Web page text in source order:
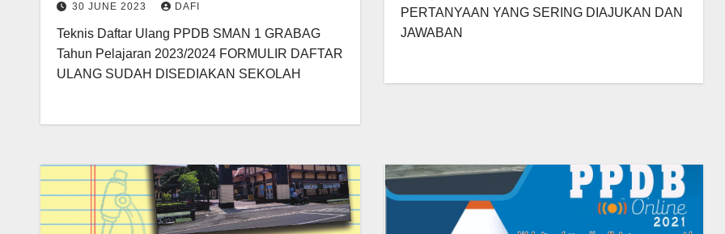
30 JUNE 2023 DAFI
Teknis Daftar Ulang PPDB SMAN 1 GRABAG
Tahun Pelajaran 2023/2024 FORMULIR DAFTAR
ULANG SUDAH DISEDIAKAN SEKOLAH
PERTANYAAN YANG SERING DIAJUKAN DAN
JAWABAN